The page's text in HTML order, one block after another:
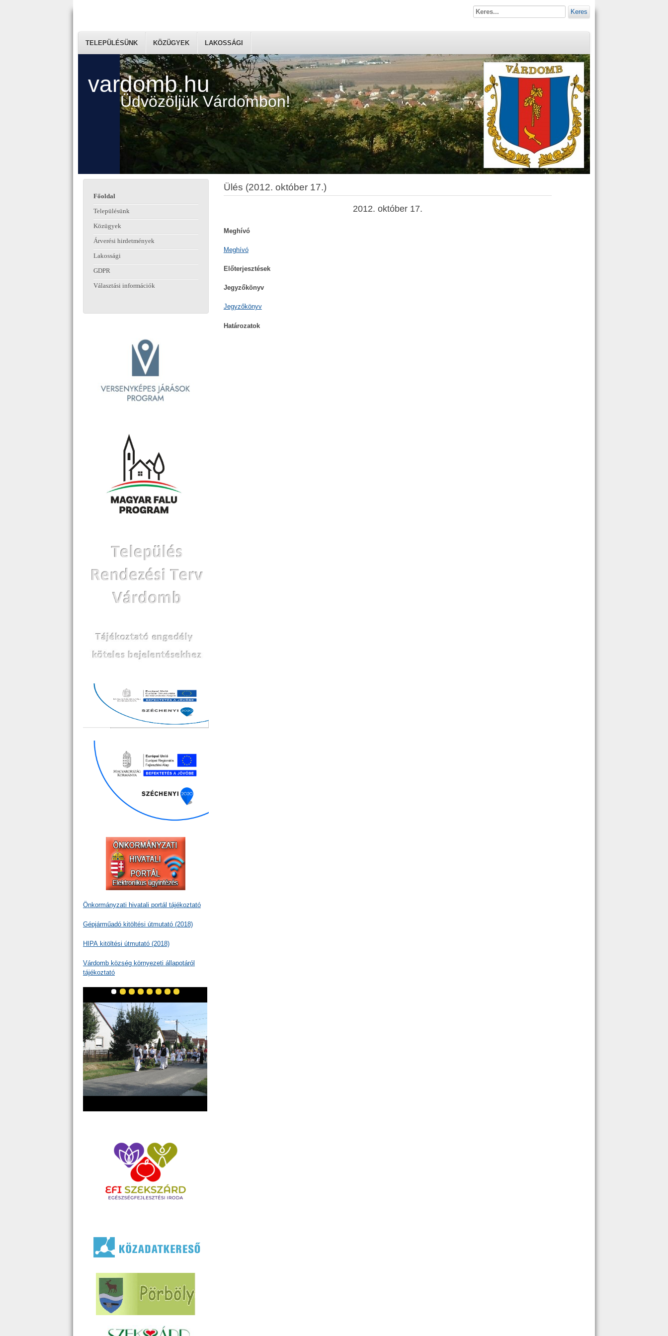
vardomb.hu
Üdvözöljük Várdombon!
TELEPÜLÉSÜNK KÖZÜGYEK LAKOSSÁGI
Keres
Főoldal
Településünk
Közügyek
Árverési hirdetmények
Lakossági
GDPR
Választási információk
Önkormányzati hivatali portál tájékoztató
Gépjárműadó kitöltési útmutató (2018)
HIPA kitöltési útmutató (2018)
Várdomb község környezeti állapotáról
tájékoztató
Ülés (2012. október 17.)
2012. október 17.
Meghívó
Meghívó
Előterjesztések
Jegyzőkönyv
Jegyzőkönyv
Határozatok